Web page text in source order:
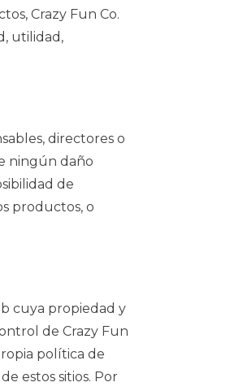
Crazy Fun Co.
utilidad,
directores o
ningún daño
de
productos, o
cuya propiedad y
de Crazy Fun
política de
estos sitios. Por